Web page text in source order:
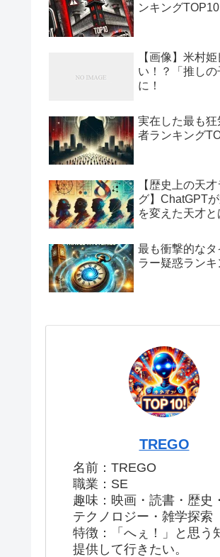
ンキングTOP10
【画像】米村
い！？「推しの
に！
実在した最も
者ランキング
【歴史上の天
グ】ChatGPT
を変えた天才と
最も衝撃的なタ
ラー疑惑ラン
TREGO
名前：TREGO
職業：SE
趣味：映画・読書・歴史
テクノロジー・雑学探索
特徴：「へぇ！」と思う
提供して行きたい。